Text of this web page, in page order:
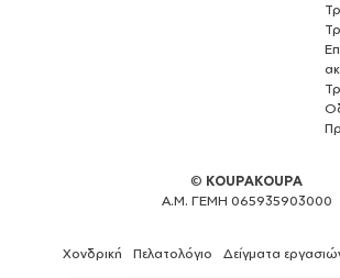
© KOUPAKOUPA
Α.Μ. ΓΕΜΗ 065935903000
Χονδρική Πελατολόγιο Δείγματα